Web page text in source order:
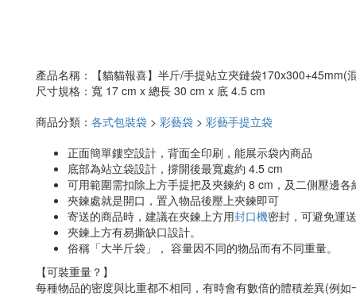
產品名稱：
【貓貓報喜】半斤/手提站立夾鏈袋170x300+45mm(
尺寸規格：寬 17 cm x 總長 30 cm x 底 4.5 cm
商品分類： 各式包裝袋 > 彩藝袋 > 彩藝手提立袋
正面簡單鏤空設計，背面全印刷，能展示袋內商品
底部為站立袋設計，撐開後最寬處約 4.5 cm
可用範圍需扣除上方手提把及夾鍊約 8 cm，及二側壓邊各
夾鍊處就是開口，置入物品後壓上夾鍊即可
寄送的商品時，建議在夾鍊上方用封口機密封，可避免運
夾鍊上方有易撕缺口設計。
俗稱「大半斤袋」， 容量因不同的物品而有不同重量。
【可裝重量？】
每種物品的密度與比重都不相同，有時會有數倍的體積差異(例